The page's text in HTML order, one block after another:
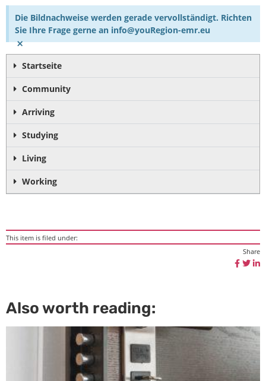
Die Bildnachweise werden gerade vervollständigt. Richten
Sie Ihre Frage gerne an info@youRegion-emr.eu
×
Startseite
Community
Arriving
Studying
Living
Working
This item is filed under:
Share
Also worth reading: